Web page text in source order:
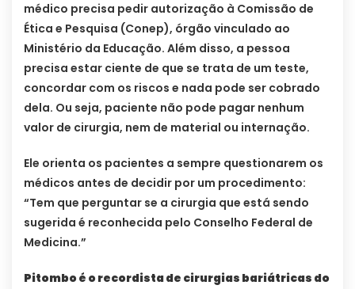
médico precisa pedir autorização à Comissão de
Ética e Pesquisa (Conep), órgão vinculado ao
Ministério da Educação. Além disso, a pessoa
precisa estar ciente de que se trata de um teste,
concordar com os riscos e nada pode ser cobrado
dela. Ou seja, paciente não pode pagar nenhum
valor de cirurgia, nem de material ou internação.
Ele orienta os pacientes a sempre questionarem os
médicos antes de decidir por um procedimento:
“Tem que perguntar se a cirurgia que está sendo
sugerida é reconhecida pelo Conselho Federal de
Medicina.”
Pitombo é o recordista de cirurgias bariátricas do